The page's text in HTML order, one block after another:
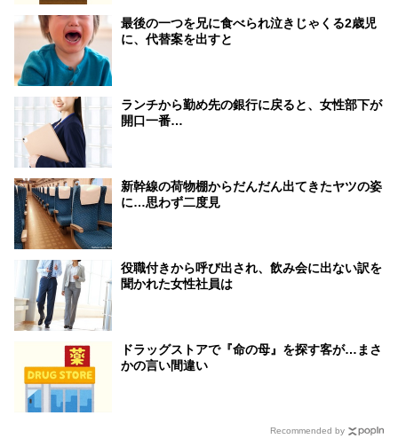
最後の一つを兄に食べられ泣きじゃくる2歳児
に、代替案を出すと
ランチから勤め先の銀行に戻ると、女性部下が
開口一番…
新幹線の荷物棚からだんだん出てきたヤツの姿
に…思わず二度見
役職付きから呼び出され、飲み会に出ない訳を
聞かれた女性社員は
ドラッグストアで『命の母』を探す客が…まさ
かの言い間違い
Recommended by